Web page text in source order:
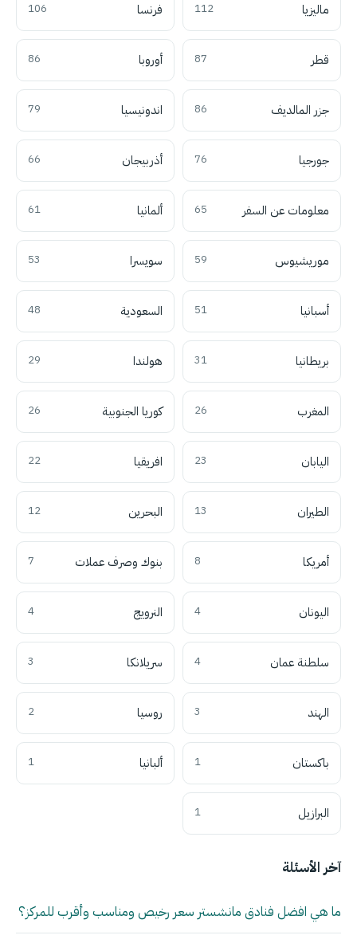
ماليزيا 112 فرنسا 106
قطر 87 أوروبا 86
جزر المالديف 86 اندونيسيا 79
جورجيا 76 أذربيجان 66
معلومات عن السفر 65 ألمانيا 61
موريشيوس 59 سويسرا 53
أسبانيا 51 السعودية 48
بريطانيا 31 هولندا 29
المغرب 26 كوريا الجنوبية 26
اليابان 23 افريقيا 22
الطيران 13 البحرين 12
أمريكا 8 بنوك وصرف عملات 7
اليونان 4 النرويج 4
سلطنة عمان 4 سريلانكا 3
الهند 3 روسيا 2
باكستان 1 ألبانيا 1
البرازيل 1
آخر الأسئلة
ما هي افضل فنادق مانشستر سعر رخيص ومناسب وأقرب للمركز؟